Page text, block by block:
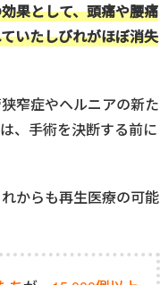
果として、頭痛や腰痛
いたしびれがほぼ消失
窄症やヘルニアの新た
、手術を決断する前に
からも再生医療の可能